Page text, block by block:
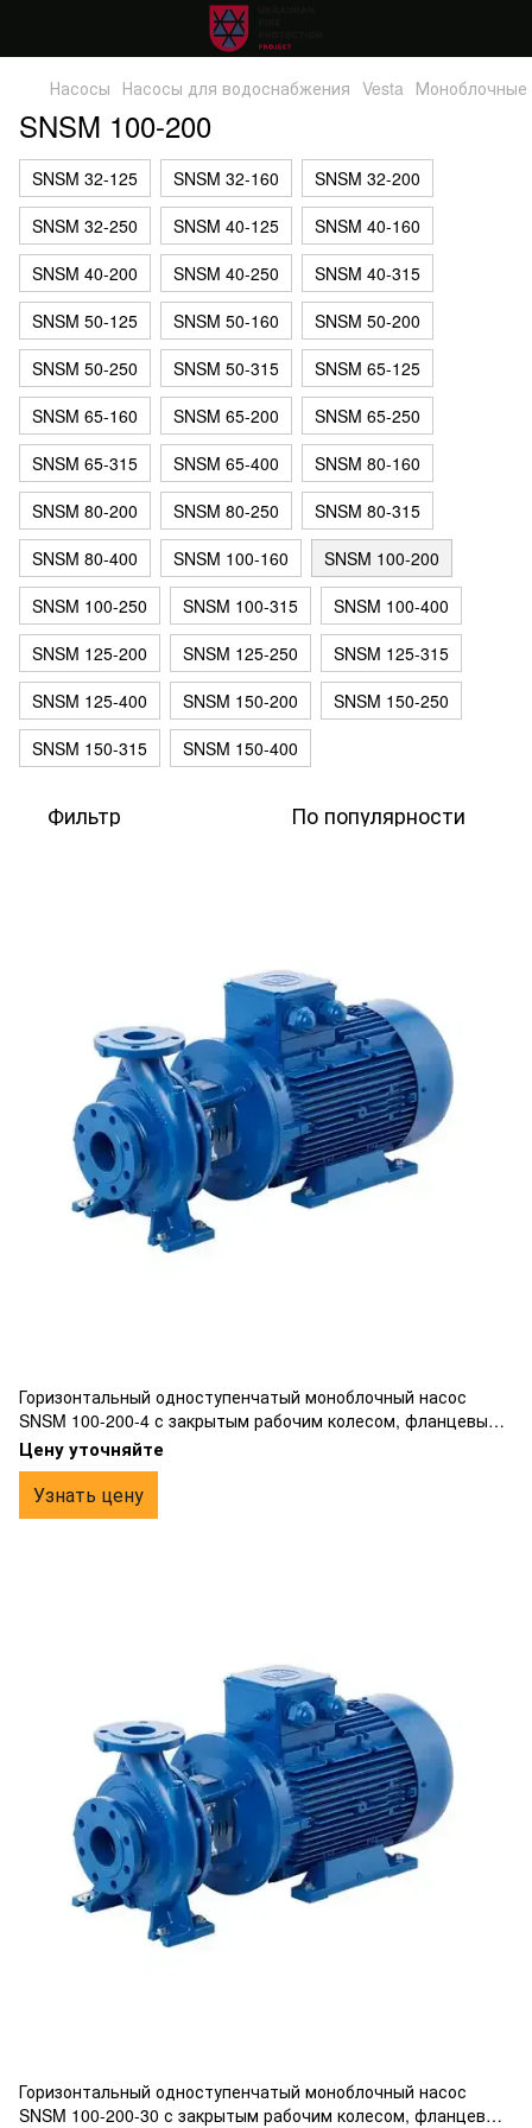
Насосы Насосы для водоснабжения Vesta Моноблочные
SNSM 100-200
SNSM 32-125 SNSM 32-160
SNSM 32-200
SNSM 32-250
SNSM 40-125
SNSM 40-160
SNSM 40-200
SNSM 40-250
SNSM 40-315
SNSM 50-125
SNSM 50-160
SNSM 50-200
SNSM 50-250
SNSM 50-315
SNSM 65-125
SNSM 65-160
SNSM 65-200
SNSM 65-250
SNSM 65-315
SNSM 65-400
SNSM 80-160
SNSM 80-200
SNSM 80-250
SNSM 80-315
SNSM 80-400
SNSM 100-160
SNSM 100-200
SNSM 100-250
SNSM 100-315
SNSM 100-400
SNSM 125-200
SNSM 125-250
SNSM 125-315
SNSM 125-400
SNSM 150-200
SNSM 150-250
SNSM 150-315
SNSM 150-400
Фильтр По популярности
Горизонтальный одноступенчатый моноблочный насос
SNSM 100-200-4 с закрытым рабочим колесом, фланцевым
подключением, жесткой муфтой, изготовлен из чугуна.
Цену уточняйте
Узнать цену
Горизонтальный одноступенчатый моноблочный насос
SNSM 100-200-30 с закрытым рабочим колесом, фланцевым